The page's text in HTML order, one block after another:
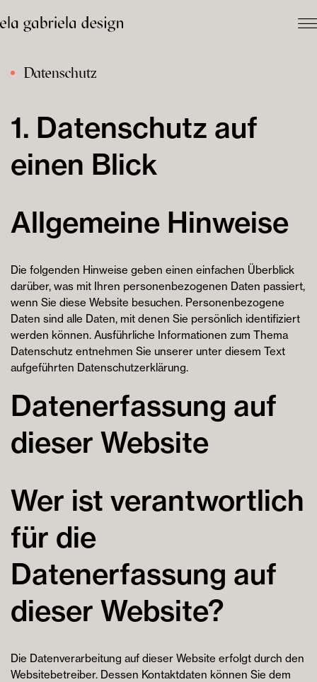
Datenschutz
1. Datenschutz auf
einen Blick
Allgemeine Hinweise
Die folgenden Hinweise geben einen einfachen Überblick
darüber, was mit Ihren personenbezogenen Daten passiert,
wenn Sie diese Website besuchen. Personenbezogene
Daten sind alle Daten, mit denen Sie persönlich identifiziert
werden können. Ausführliche Informationen zum Thema
Datenschutz entnehmen Sie unserer unter diesem Text
aufgeführten Datenschutzerklärung.
Datenerfassung auf
dieser Website
Wer ist verantwortlich
für die
Datenerfassung auf
dieser Website?
Die Datenverarbeitung auf dieser Website erfolgt durch den
Websitebetreiber. Dessen Kontaktdaten können Sie dem